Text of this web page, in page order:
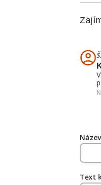
Š.
Text